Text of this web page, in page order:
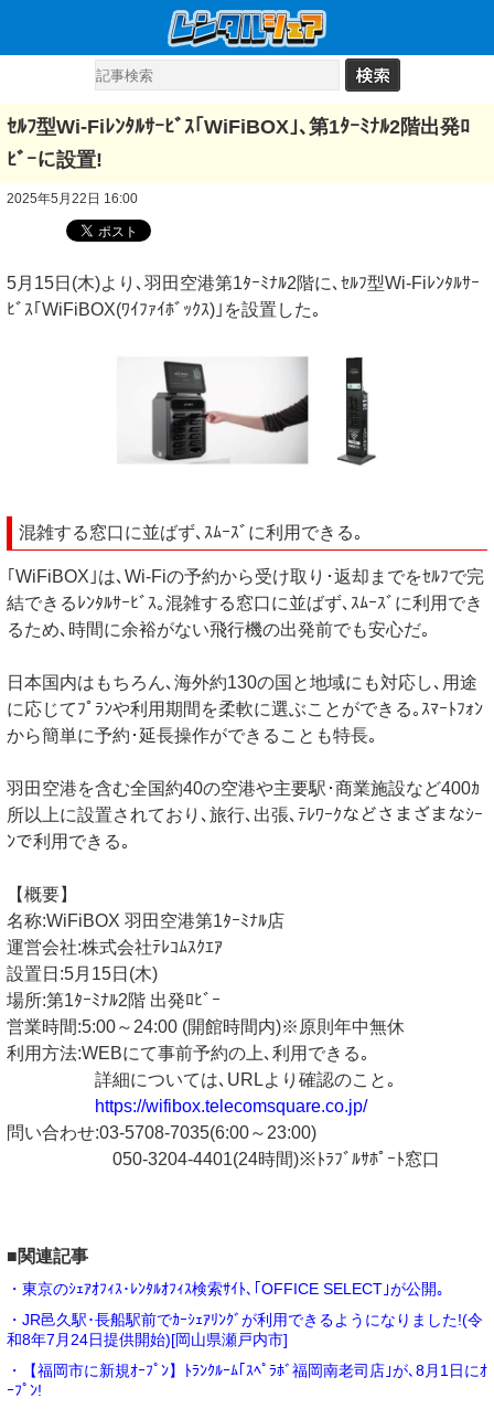
ｾﾙﾌ型Wi-Fiﾚﾝﾀﾙｻｰﾋﾞｽ｢WiFiBOX｣､第1ﾀｰﾐﾅﾙ2階出発ﾛ
ﾋﾞｰに設置!
2025年5月22日 16:00
5月15日(木)より､羽田空港第1ﾀｰﾐﾅﾙ2階に､ｾﾙﾌ型Wi-Fiﾚﾝﾀﾙｻｰ
ﾋﾞｽ｢WiFiBOX(ﾜｲﾌｧｲﾎﾞｯｸｽ)｣を設置した｡
混雑する窓口に並ばず､ｽﾑｰｽﾞに利用できる｡
｢WiFiBOX｣は､Wi-Fiの予約から受け取り･返却までをｾﾙﾌで完
結できるﾚﾝﾀﾙｻｰﾋﾞｽ｡混雑する窓口に並ばず､ｽﾑｰｽﾞに利用でき
るため､時間に余裕がない飛行機の出発前でも安心だ｡
日本国内はもちろん､海外約130の国と地域にも対応し､用途
に応じてﾌﾟﾗﾝや利用期間を柔軟に選ぶことができる｡ｽﾏｰﾄﾌｫﾝ
から簡単に予約･延長操作ができることも特長｡
羽田空港を含む全国約40の空港や主要駅･商業施設など400ｶ
所以上に設置されており､旅行､出張､ﾃﾚﾜｰｸなどさまざまなｼｰ
ﾝで利用できる｡
【概要】
名称:WiFiBOX 羽田空港第1ﾀｰﾐﾅﾙ店
運営会社:株式会社ﾃﾚｺﾑｽｸｴｱ
設置日:5月15日(木)
場所:第1ﾀｰﾐﾅﾙ2階 出発ﾛﾋﾞｰ
営業時間:5:00～24:00 (開館時間内)※原則年中無休
利用方法:WEBにて事前予約の上､利用できる｡
詳細については､URLより確認のこと｡
https://wifibox.telecomsquare.co.jp/
問い合わせ:03-5708-7035(6:00～23:00)
050-3204-4401(24時間)※ﾄﾗﾌﾞﾙｻﾎﾟｰﾄ窓口
■関連記事
・東京のｼｪｱｵﾌｨｽ･ﾚﾝﾀﾙｵﾌｨｽ検索ｻｲﾄ､｢OFFICE SELECT｣が公開｡
・JR邑久駅･長船駅前でｶｰｼｪｱﾘﾝｸﾞが利用できるようになりました!(令
和8年7月24日提供開始)[岡山県瀬戸内市]
・【福岡市に新規ｵｰﾌﾟﾝ】ﾄﾗﾝｸﾙｰﾑ｢ｽﾍﾟﾗﾎﾞ福岡南老司店｣が､8月1日にｵ
ｰﾌﾟﾝ!